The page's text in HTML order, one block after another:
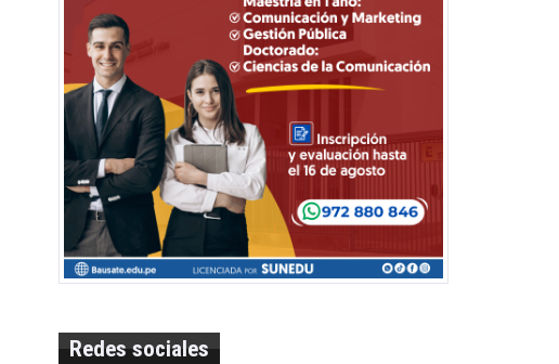
Redes sociales